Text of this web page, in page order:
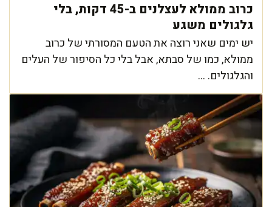
כרוב ממולא לעצלנים ב-45 דקות, בלי
גלגולים משגע
יש ימים שאני רוצה את הטעם המסורתי של כרוב
ממולא, כמו של סבתא, אבל בלי כל הסיפור של העלים
והגלגולים. ...